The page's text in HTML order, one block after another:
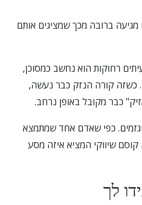
ברובה מכך שמציגים אותם
רחוקות הוא נחשב כמסוכן,
כשזה קורה הנזק כבר נעשה,
כבר מקובל באופן נרחב.
כפי שאדם אחד שמתמצא
שיווקי המציא איזה מסע
לך